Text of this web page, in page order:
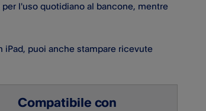
l'uso quotidiano al bancone, mentre
puoi anche stampare ricevute
Compatibile con